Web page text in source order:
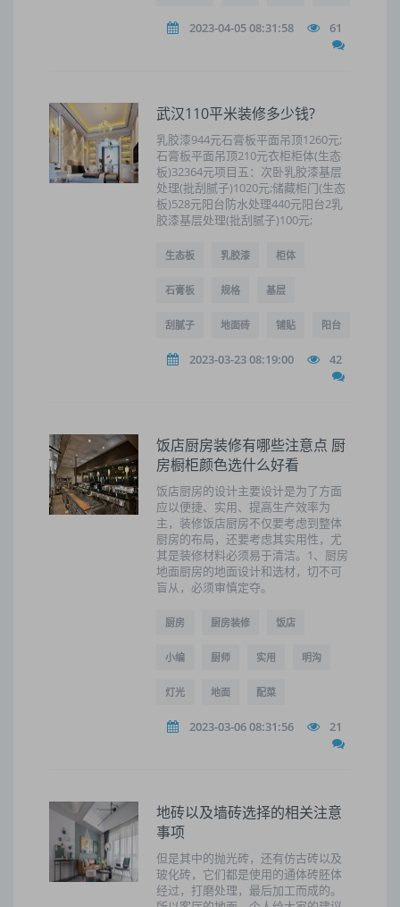
2023-04-05 08:31:58 61
武汉110平米装修多少钱?
乳胶漆944元石膏板平面吊顶1260元;
石膏板平面吊顶210元衣柜柜体(生态
板)32364元项目五：次卧乳胶漆基层
处理(批刮腻子)1020元;储藏柜门(生态
板)528元阳台防水处理440元阳台2乳
胶漆基层处理(批刮腻子)100元;
生态板 乳胶漆 柜体
石膏板 规格 基层
刮腻子 地面砖 铺贴 阳台
2023-03-23 08:19:00 42
饭店厨房装修有哪些注意点 厨
房橱柜颜色选什么好看
饭店厨房的设计主要设计是为了方面
应以便捷、实用、提高生产效率为
主，装修饭店厨房不仅要考虑到整体
厨房的布局，还要考虑其实用性，尤
其是装修材料必须易于清洁。1、厨房
地面厨房的地面设计和选材，切不可
盲从，必须审慎定夺。
厨房 厨房装修 饭店
小编 厨师 实用 明沟
灯光 地面 配菜
2023-03-06 08:31:56 21
地砖以及墙砖选择的相关注意
事项
但是其中的抛光砖，还有仿古砖以及
玻化砖，它们都是使用的通体砖胚体
经过，打磨处理，最后加工而成的。